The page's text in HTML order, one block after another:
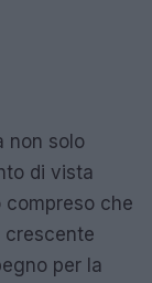
non solo
di vista
compreso che
crescente
per la